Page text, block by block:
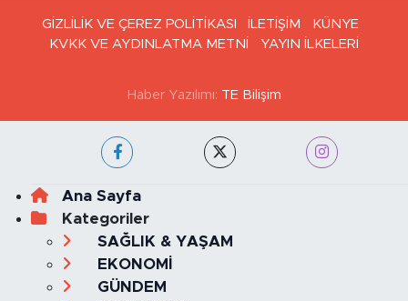
GİZLİLİK VE ÇEREZ POLİTİKASI İLETİŞİM
KÜNYE
KVKK VE AYDINLATMA METNİ
YAYIN İLKELERİ
Haber Yazılımı: TE Bilişim
Ana Sayfa
Kategoriler
SAĞLIK & YAŞAM
EKONOMİ
GÜNDEM